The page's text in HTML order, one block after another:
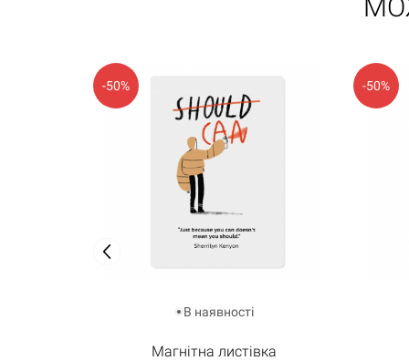
-50%
В наявності
Магнітна листівка
-50%